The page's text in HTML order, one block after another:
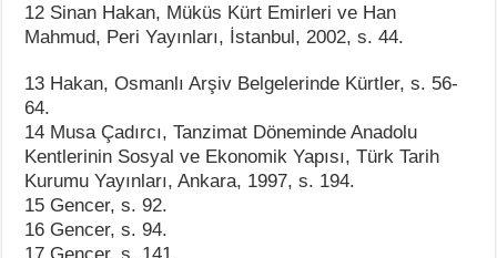
12 Sinan Hakan, Müküs Kürt Emirleri ve Han
Mahmud, Peri Yayınları, İstanbul, 2002, s. 44.
13 Hakan, Osmanlı Arşiv Belgelerinde Kürtler, s. 56-
64.
14 Musa Çadırcı, Tanzimat Döneminde Anadolu
Kentlerinin Sosyal ve Ekonomik Yapısı, Türk Tarih
Kurumu Yayınları, Ankara, 1997, s. 194.
15 Gencer, s. 92.
16 Gencer, s. 94.